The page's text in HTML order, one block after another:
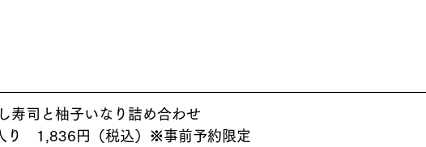
寿司と柚子いなり詰め合わせ
　1,836円（税込）※事前予約限定